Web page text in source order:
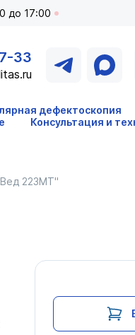
до 17:00
33
дефектоскопия
Консультация и
223МТ"